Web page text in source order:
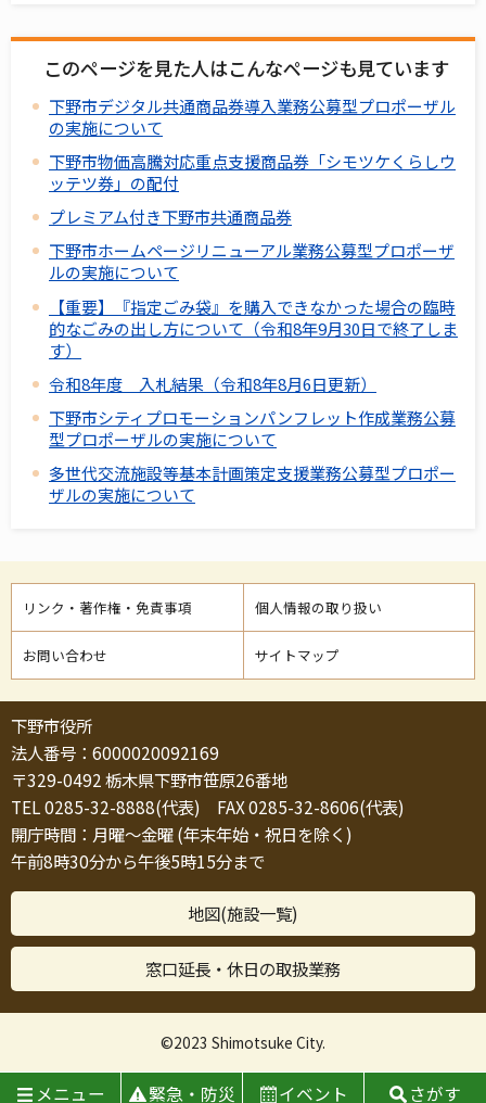
このページを見た人はこんなページも見ています
下野市デジタル共通商品券導入業務公募型プロポーザル
の実施について
下野市物価高騰対応重点支援商品券「シモツケくらしウ
ッテツ券」の配付
プレミアム付き下野市共通商品券
下野市ホームページリニューアル業務公募型プロポーザ
ルの実施について
【重要】『指定ごみ袋』を購入できなかった場合の臨時
的なごみの出し方について（令和8年9月30日で終了しま
す）
令和8年度 入札結果（令和8年8月6日更新）
下野市シティプロモーションパンフレット作成業務公募
型プロポーザルの実施について
多世代交流施設等基本計画策定支援業務公募型プロポー
ザルの実施について
リンク・著作権・免責事項 個人情報の取り扱い
お問い合わせ サイトマップ
下野市役所
法人番号：6000020092169
〒329-0492 栃木県下野市笹原26番地
TEL 0285-32-8888(代表) FAX 0285-32-8606(代表)
開庁時間：月曜～金曜 (年末年始・祝日を除く)
午前8時30分から午後5時15分まで
地図(施設一覧)
窓口延長・休日の取扱業務
©2023 Shimotsuke City.
メニュー 緊急・防災 イベント さがす